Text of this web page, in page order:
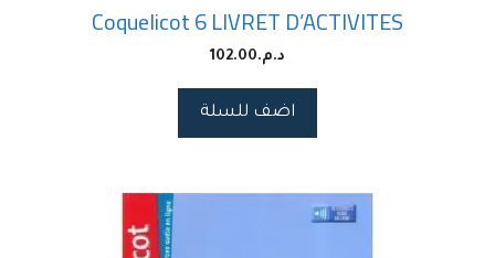
Coquelicot 6 LIVRET D’ACTIVITES
د.م.102.00
اضف للسلة